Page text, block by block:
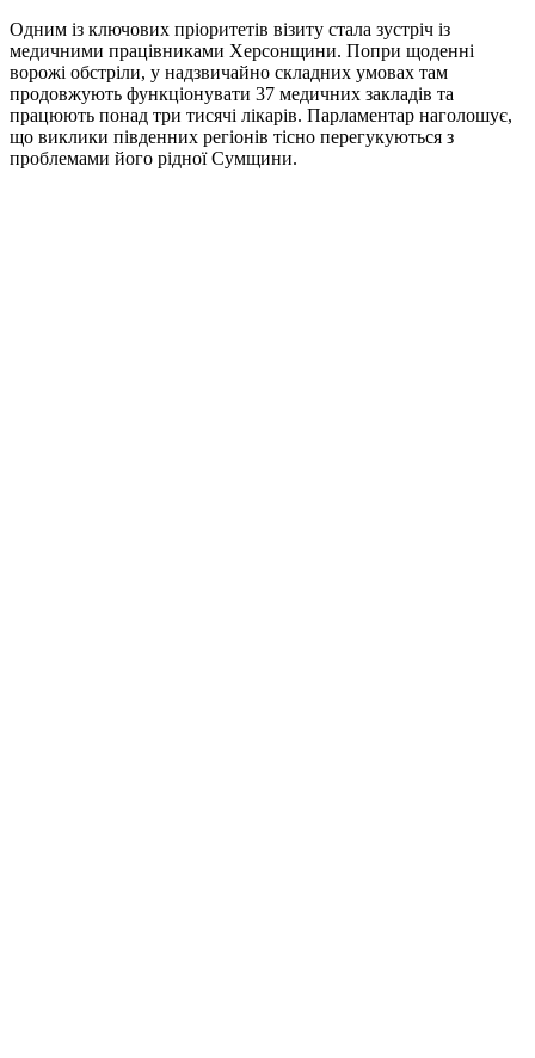
Одним із ключових пріоритетів візиту стала зустріч із
медичними працівниками Херсонщини. Попри щоденні
ворожі обстріли, у надзвичайно складних умовах там
продовжують функціонувати 37 медичних закладів та
працюють понад три тисячі лікарів. Парламентар наголошує,
що виклики південних регіонів тісно перегукуються з
проблемами його рідної Сумщини.